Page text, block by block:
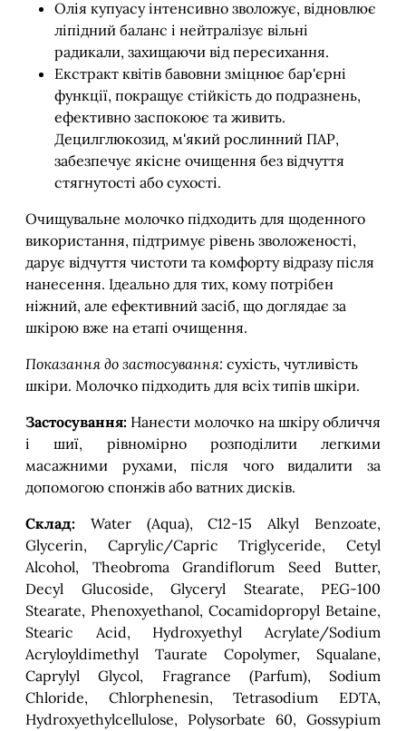
Олія купуасу інтенсивно зволожує, відновлює
ліпідний баланс і нейтралізує вільні
радикали, захищаючи від пересихання.
Екстракт квітів бавовни зміцнює бар'єрні
функції, покращує стійкість до подразнень,
ефективно заспокоює та живить.
Децилглюкозид, м'який рослинний ПАР,
забезпечує якісне очищення без відчуття
стягнутості або сухості.
Очищувальне молочко підходить для щоденного
використання, підтримує рівень зволоженості,
дарує відчуття чистоти та комфорту відразу після
нанесення. Ідеально для тих, кому потрібен
ніжний, але ефективний засіб, що доглядає за
шкірою вже на етапі очищення.
Показання до застосування: сухість, чутливість
шкіри. Молочко підходить для всіх типів шкіри.
Застосування: Нанести молочко на шкіру обличчя
і шиї, рівномірно розподілити легкими
масажними рухами, після чого видалити за
допомогою спонжів або ватних дисків.
Склад: Water (Aqua), C12-15 Alkyl Benzoate,
Glycerin, Caprylic/Capric Triglyceride, Cetyl
Alcohol, Theobroma Grandiflorum Seed Butter,
Decyl Glucoside, Glyceryl Stearate, PEG-100
Stearate, Phenoxyethanol, Cocamidopropyl Betaine,
Stearic Acid, Hydroxyethyl Acrylate/Sodium
Acryloyldimethyl Taurate Copolymer, Squalane,
Caprylyl Glycol, Fragrance (Parfum), Sodium
Chloride, Chlorphenesin, Tetrasodium EDTA,
Hydroxyethylcellulose, Polysorbate 60, Gossypium